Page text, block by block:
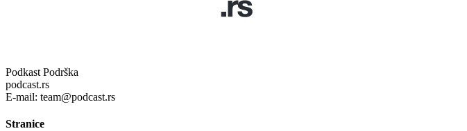
Podkast Podrška
podcast.rs
E-mail: team@podcast.rs
Stranice